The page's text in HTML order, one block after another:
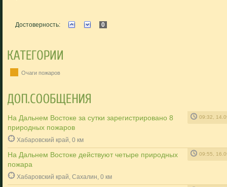
Достоверность: 0
Очаги пожаров
На Дальнем Востоке за сутки зарегистрировано 8
природных пожаров
09:32,
Хабаровский край, 0 км
На Дальнем Востоке действуют четыре природных
пожара
09:55,
Хабаровский край, Сахалин, 0 км